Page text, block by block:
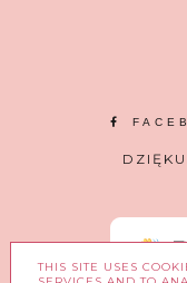
THIS SITE USES